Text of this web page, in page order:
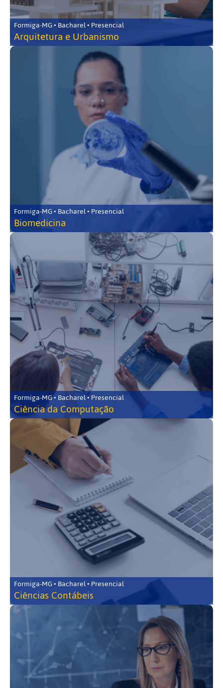
Formiga-MG • Bacharel • Presencial
Arquitetura e Urbanismo
Formiga-MG • Bacharel • Presencial
Biomedicina
Formiga-MG • Bacharel • Presencial
Ciência da Computação
Formiga-MG • Bacharel • Presencial
Ciências Contábeis